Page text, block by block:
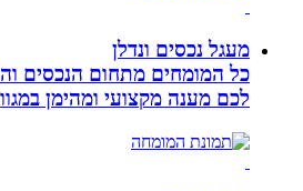
מעגל נכסים ונדלן
כל המומחים מתחום הנכסים
לכם מענה מקצועי ומהימן במגוון